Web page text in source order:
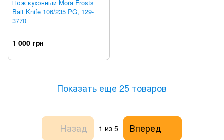
Нож кухонный Mora Frosts
Bait Knife 106/235 PG, 129-
3770
1 000 грн
Показать еще 25 товаров
Назад 1 из 5 Вперед